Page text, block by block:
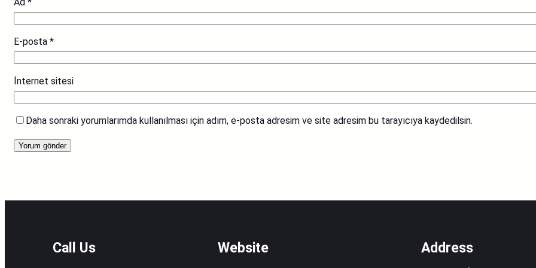
E-posta *
İnternet sitesi
Daha sonraki yorumlarımda kullanılması için adım, e-posta adresim ve site adresim bu tarayıcıya kaydedilsin.
Call Us Website Address